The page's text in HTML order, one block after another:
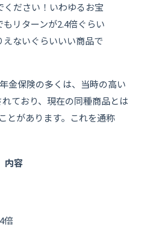
ください！いわゆるお宝
リターンが2.4倍ぐらい
ないぐらいいい商品で
金保険の多くは、当時の高い
ており、現在の同種商品とは
とがあります。これを通称
内容
倍